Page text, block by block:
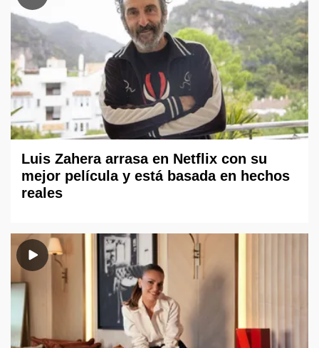
Luis Zahera arrasa en Netflix con su
mejor película y está basada en hechos
reales